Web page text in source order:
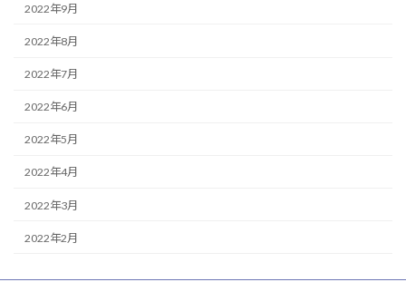
2022年9月
2022年8月
2022年7月
2022年6月
2022年5月
2022年4月
2022年3月
2022年2月